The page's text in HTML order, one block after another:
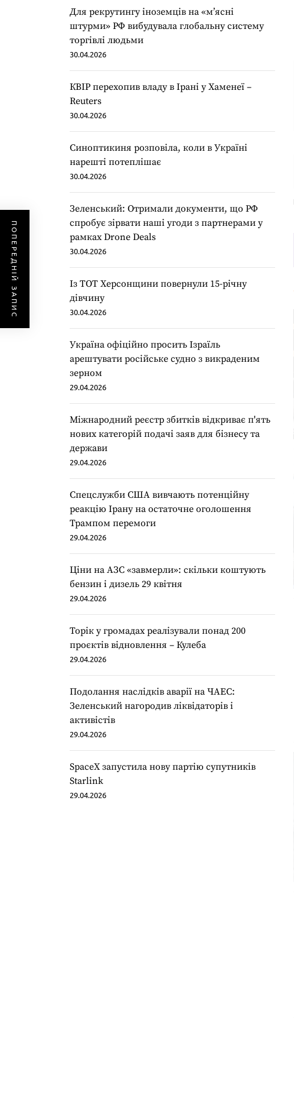
ПОПЕРЕДНІЙ ЗАПИС
Для рекрутингу іноземців на «мʼясні
штурми» РФ вибудувала глобальну систему
торгівлі людьми
30.04.2026
КВІР перехопив владу в Ірані у Хаменеї –
Reuters
30.04.2026
Синоптикиня розповіла, коли в Україні
нарешті потеплішає
30.04.2026
Зеленський: Отримали документи, що РФ
спробує зірвати наші угоди з партнерами у
рамках Drone Deals
30.04.2026
Із ТОТ Херсонщини повернули 15-річну
дівчину
30.04.2026
Україна офіційно просить Ізраїль
арештувати російське судно з викраденим
зерном
29.04.2026
Міжнародний реєстр збитків відкриває п'ять
нових категорій подачі заяв для бізнесу та
держави
29.04.2026
Спецслужби США вивчають потенційну
реакцію Ірану на остаточне оголошення
Трампом перемоги
29.04.2026
Ціни на АЗС «завмерли»: скільки коштують
бензин і дизель 29 квітня
29.04.2026
Торік у громадах реалізували понад 200
проєктів відновлення – Кулеба
29.04.2026
Подолання наслідків аварії на ЧАЕС:
Зеленський нагородив ліквідаторів і
активістів
29.04.2026
SpaceX запустила нову партію супутників
Starlink
29.04.2026